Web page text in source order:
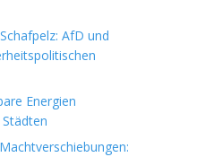
AfD und
Energien